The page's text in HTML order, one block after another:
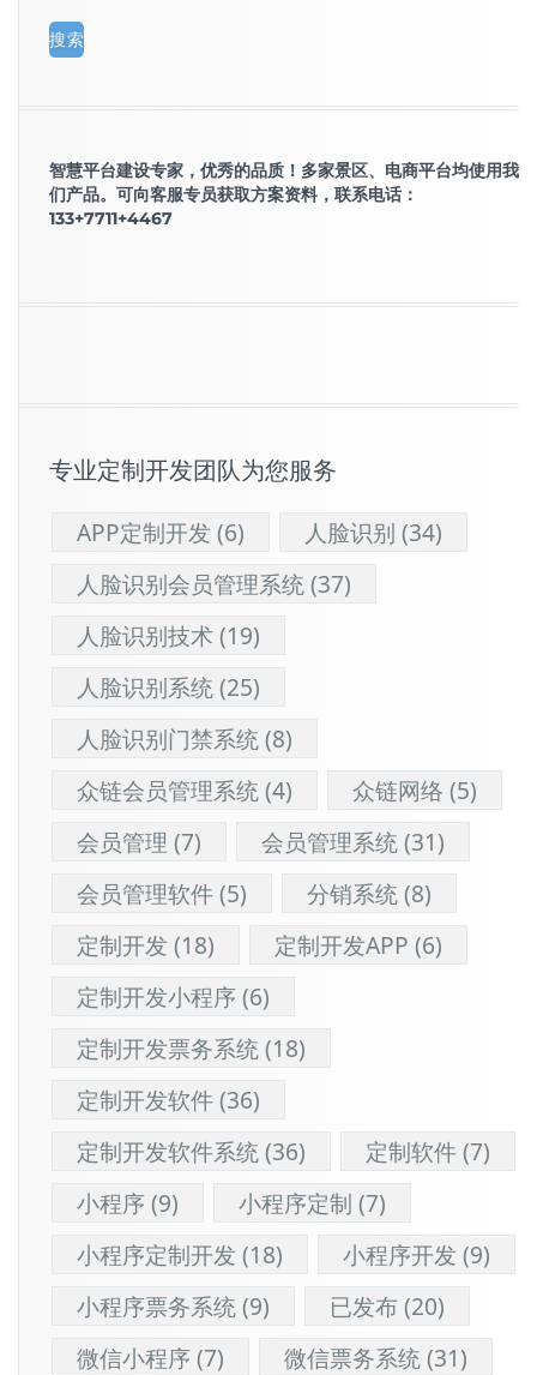
智慧平台建设专家，优秀的品质！多家景区、电商平台均使用我
们产品。可向客服专员获取方案资料，联系电话：
133+7711+4467
专业定制开发团队为您服务
APP定制开发 (6) 人脸识别 (34)
人脸识别会员管理系统(37)
人脸识别技术(19)
人脸识别系统(25)
人脸识别门禁系统(8)
众链会员管理系统(4) 众链网络 (5)
会员管理 (7) 会员管理系统(31)
会员管理软件(5) 分销系统(8)
定制开发 (18) 定制开发APP (6)
定制开发小程序(6)
定制开发票务系统(18)
定制开发软件(36)
定制开发软件系统(36) 定制软件(7)
小程序(9) 小程序定制 (7)
小程序定制开发 (18) 小程序开发 (9)
小程序票务系统(9) 已发布(20)
微信小程序(7) 微信票务系统(31)